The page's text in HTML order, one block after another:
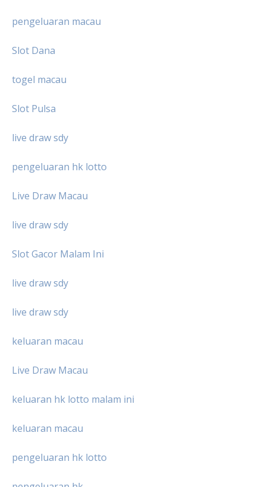
pengeluaran macau
Slot Dana
togel macau
Slot Pulsa
live draw sdy
pengeluaran hk lotto
Live Draw Macau
live draw sdy
Slot Gacor Malam Ini
live draw sdy
live draw sdy
keluaran macau
Live Draw Macau
keluaran hk lotto malam ini
keluaran macau
pengeluaran hk lotto